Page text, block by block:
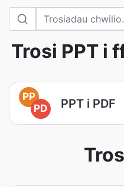
Trosi PPT i
PP
PD
PPT i PDF